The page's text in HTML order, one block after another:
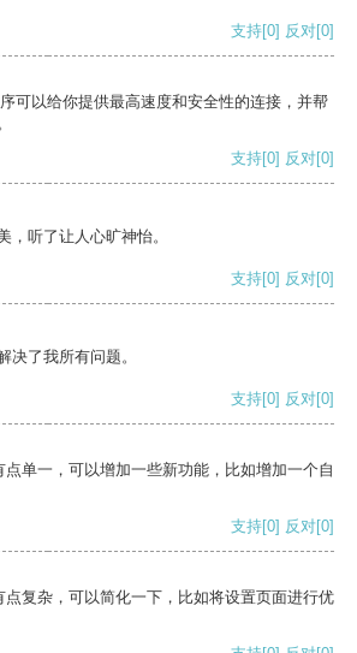
支持[0] 反对[0]
可以给你提供最高速度和安全性的连接，并帮
支持[0] 反对[0]
，听了让人心旷神怡。
支持[0] 反对[0]
决了我所有问题。
支持[0] 反对[0]
单一，可以增加一些新功能，比如增加一个自
支持[0] 反对[0]
复杂，可以简化一下，比如将设置页面进行优